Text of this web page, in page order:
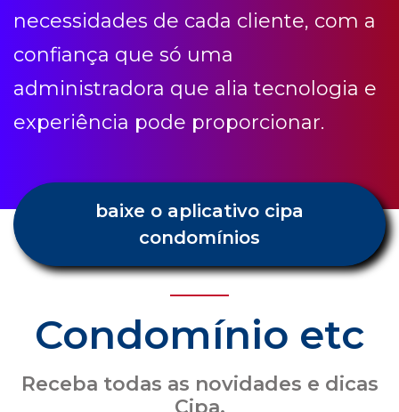
necessidades de cada cliente, com a
confiança que só uma
administradora que alia tecnologia e
experiência pode proporcionar.
baixe o aplicativo cipa
condomínios
Condomínio etc
Receba todas as novidades e dicas
Cipa.